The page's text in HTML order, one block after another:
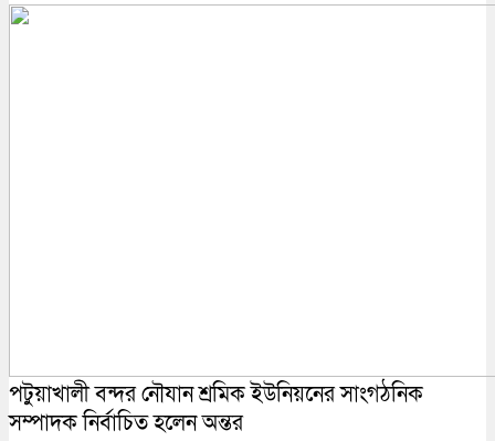
পটুয়াখালী বন্দর নৌযান শ্রমিক ইউনিয়নের সাংগঠনিক
সম্পাদক নির্বাচিত হলেন অন্তর